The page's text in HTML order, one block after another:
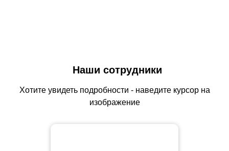
Наши сотрудники
Хотите увидеть подробности - наведите курсор на
изображение